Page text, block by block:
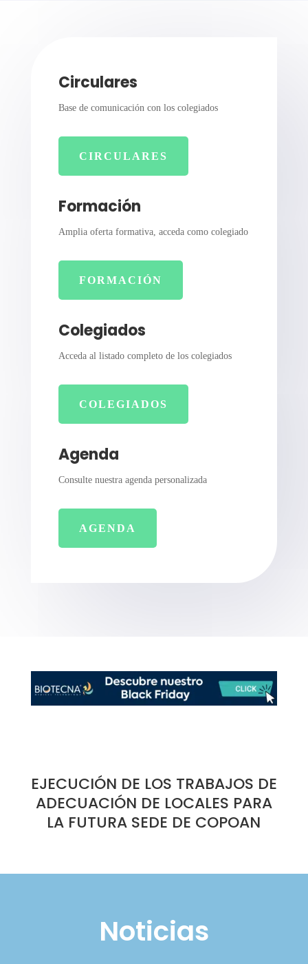
Circulares
Base de comunicación con los colegiados
CIRCULARES
Formación
Amplia oferta formativa, acceda como colegiado
FORMACIÓN
Colegiados
Acceda al listado completo de los colegiados
COLEGIADOS
Agenda
Consulte nuestra agenda personalizada
AGENDA
EJECUCIÓN DE LOS TRABAJOS DE
ADECUACIÓN DE LOCALES PARA
LA FUTURA SEDE DE COPOAN
Noticias